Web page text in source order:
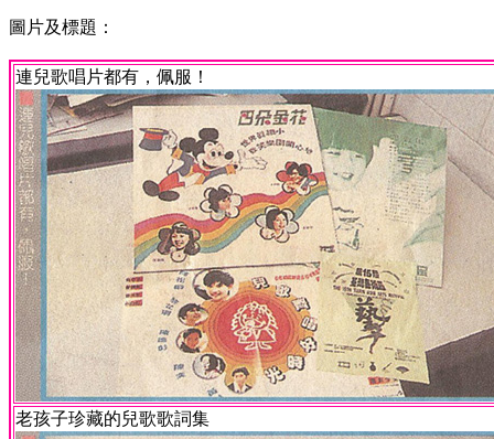
圖片及標題：
連兒歌唱片都有，佩服！
老孩子珍藏的兒歌歌詞集